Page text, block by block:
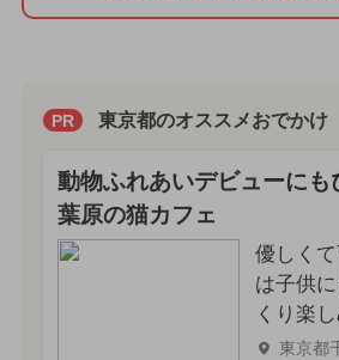
PR 東京都のオススメおでかけ
動物ふれあいデビューにも
葉原の猫カフェ
優しく
は子供
くり楽
東京都